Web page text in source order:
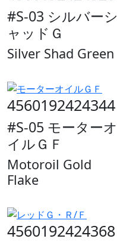
#S-03 シルバーシ
ャッドＧ
Silver Shad Green
4560192424344
#S-05 モーターオ
イルＧＦ
Motoroil Gold
Flake
4560192424368